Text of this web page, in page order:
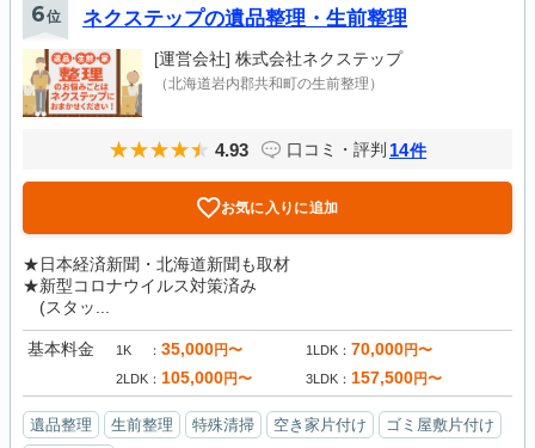
6位 ネクステップの遺品整理・生前整理
[運営会社] 株式会社ネクステップ
（北海道岩内郡共和町の生前整理）
4.93 口コミ・評判 14件
お気に入りに追加
★日本経済新聞・北海道新聞も取材
★新型コロナウイルス対策済み
(スタッ...
基本料金 1K 35,000円〜 1LDK 70,000円〜
2LDK 105,000円〜 3LDK 157,500円〜
遺品整理 生前整理 特殊清掃 空き家片付け
ゴミ屋敷片付け